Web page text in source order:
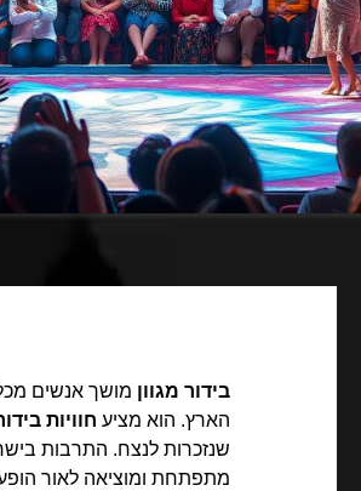
בידור מגוון מושך אנשים
הארץ. הוא מציע חוויות
שנזכרות לנצח. התרבות
מתפתחת ומוציאה לאור